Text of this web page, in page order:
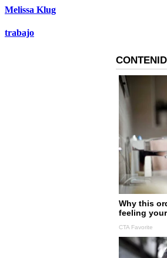
Melissa Klug
trabajo